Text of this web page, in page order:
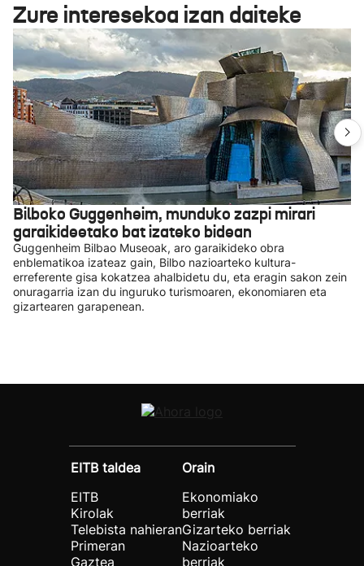
Zure interesekoa izan daiteke
Bilboko Guggenheim, munduko zazpi mirari
garaikideetako bat izateko bidean
Guggenheim Bilbao Museoak, aro garaikideko obra
enblematikoa izateaz gain, Bilbo nazioarteko kultura-
erreferente gisa kokatzea ahalbidetu du, eta eragin sakon zein
onuragarria izan du inguruko turismoaren, ekonomiaren eta
gizartearen garapenean.
EITB taldea
EITB
Kirolak
Telebista nahieran
Primeran
Gaztea
Orain
Ekonomiako
berriak
Gizarteko berriak
Nazioarteko
berriak